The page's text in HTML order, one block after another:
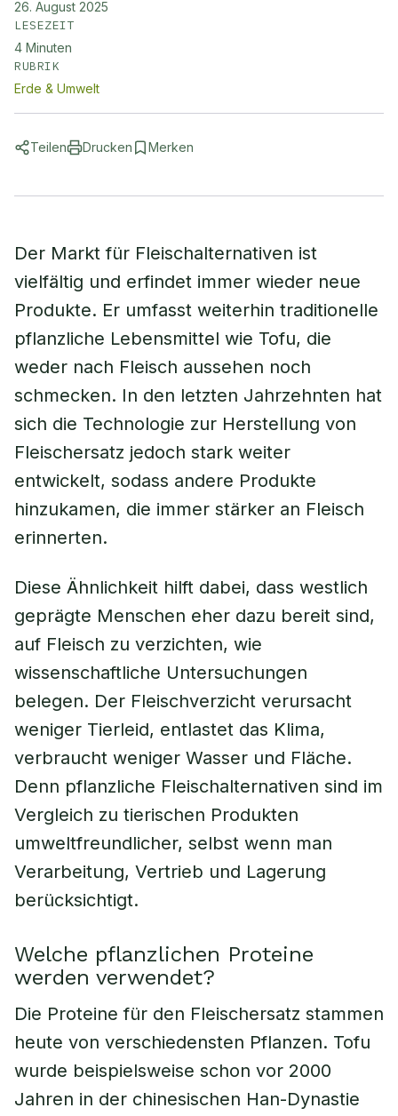
26. August 2025
LESEZEIT
4 Minuten
RUBRIK
Erde & Umwelt
Teilen Drucken Merken
Der Markt für Fleischalternativen ist
vielfältig und erfindet immer wieder neue
Produkte. Er umfasst weiterhin traditionelle
pflanzliche Lebensmittel wie Tofu, die
weder nach Fleisch aussehen noch
schmecken. In den letzten Jahrzehnten hat
sich die Technologie zur Herstellung von
Fleischersatz jedoch stark weiter
entwickelt, sodass andere Produkte
hinzukamen, die immer stärker an Fleisch
erinnerten.
Diese Ähnlichkeit hilft dabei, dass westlich
geprägte Menschen eher dazu bereit sind,
auf Fleisch zu verzichten, wie
wissenschaftliche Untersuchungen
belegen. Der Fleischverzicht verursacht
weniger Tierleid, entlastet das Klima,
verbraucht weniger Wasser und Fläche.
Denn pflanzliche Fleischalternativen sind im
Vergleich zu tierischen Produkten
umweltfreundlicher, selbst wenn man
Verarbeitung, Vertrieb und Lagerung
berücksichtigt.
Welche pflanzlichen Proteine
werden verwendet?
Die Proteine für den Fleischersatz stammen
heute von verschiedensten Pflanzen. Tofu
wurde beispielsweise schon vor 2000
Jahren in der chinesischen Han-Dynastie